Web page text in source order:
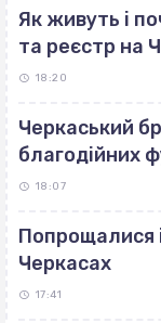
Як живуть і
та реєстр на
18:20
Черкаський
благодійних
18:07
Попрощалися
Черкасах
17:41